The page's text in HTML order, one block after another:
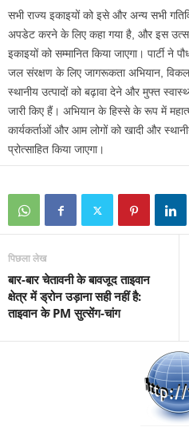
सभी राज्य इकाइयों को इसे और अन्य सभी
अपडेट करने के लिए कहा गया है, और इस
इकाइयों को सम्मानित किया जाएगा। पार्टी ने
जल संरक्षण के लिए जागरूकता अभियान,
स्थानीय उत्पादों को बढ़ावा देने और मुफ्त
जारी किए हैं। अभियान के हिस्से के रूप में
कार्यकर्ताओं और आम लोगों को खादी और
प्रोत्साहित किया जाएगा।
पिछला लेख
बार-बार चेतावनी के बावजूद ताइवान
क्षेत्र में ड्रोन उड़ाना सही नहीं है:
ताइवान के PM सुत्सेंग-चांग